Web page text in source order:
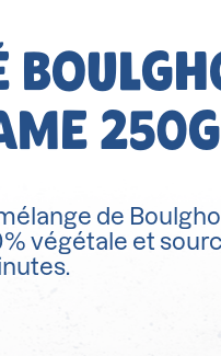
250G
de
végétale et